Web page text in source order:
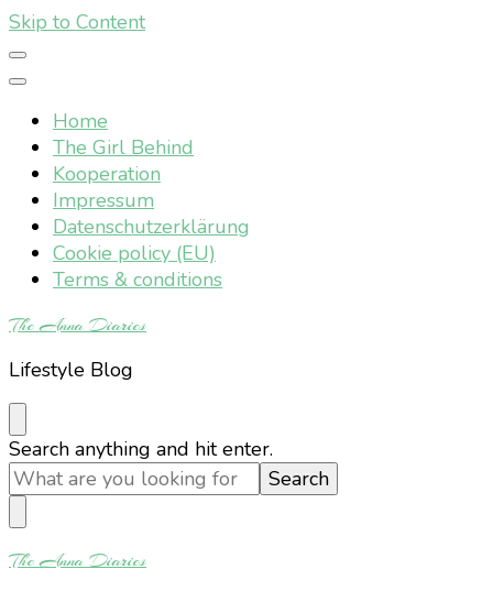
Skip to Content
Home
The Girl Behind
Kooperation
Impressum
Datenschutzerklärung
Cookie policy (EU)
Terms & conditions
The Anna Diaries
Lifestyle Blog
Looking
for
Something?
Search anything and hit enter.
The Anna Diaries